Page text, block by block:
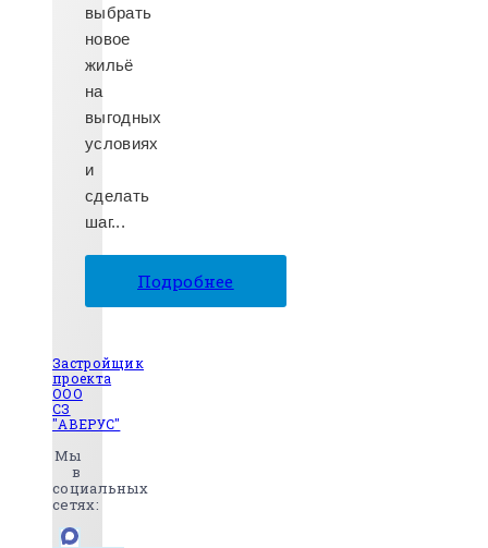
выбрать
новое
жильё
на
выгодных
условиях
и
сделать
шаг...
Подробнее
Застройщик
проекта
ООО
СЗ
"АВЕРУС"
Мы
в
социальных
сетях: